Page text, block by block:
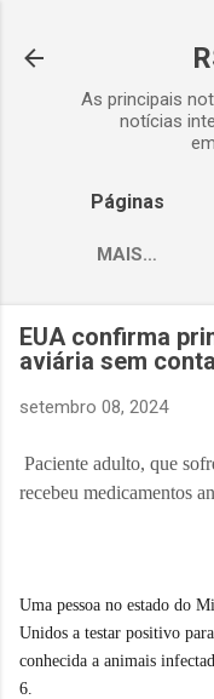
As principais
notícias
Páginas
MAIS…
EUA confirma
aviária sem
setembro 08, 2024
Paciente adulto, que
recebeu medicamentos
Uma pessoa no estado do
Unidos a testar positivo
conhecida a animais
6.